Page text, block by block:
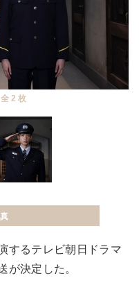
全 2 枚
するテレビ朝日ドラマ
が決定した。